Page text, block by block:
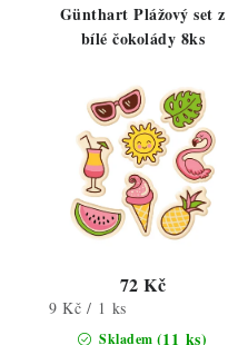
Günthart Plážový set z
bílé čokolády 8ks
Skladem (11 ks)
72 Kč
Měrná
cena:
9 Kč / 1 ks